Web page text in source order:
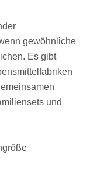
gewöhnliche
Es gibt
und